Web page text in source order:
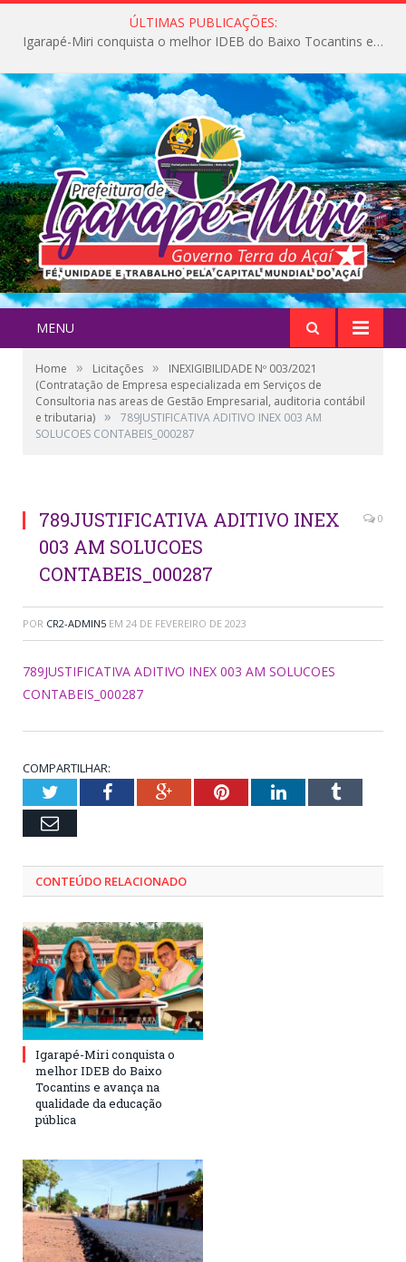
ÚLTIMAS PUBLICAÇÕES:
Igarapé-Miri conquista o melhor IDEB do Baixo Tocantins e avança na qualidade da educação pública
MENU
Home » Licitações »
INEXIGIBILIDADE Nº 003/2021
(Contratação de Empresa especializada em Serviços de
Consultoria nas areas de Gestão Empresarial, auditoria contábil
e tributaria) »
789JUSTIFICATIVA ADITIVO INEX 003 AM
SOLUCOES CONTABEIS_000287
789JUSTIFICATIVA ADITIVO INEX
003 AM SOLUCOES
CONTABEIS_000287
0
POR CR2-ADMIN5 EM 24 DE FEVEREIRO DE 2023
789JUSTIFICATIVA ADITIVO INEX 003 AM SOLUCOES
CONTABEIS_000287
COMPARTILHAR:
TwitterFacebookGoogle+PinterestLinkedInTumblr
Email
CONTEÚDO RELACIONADO
Igarapé-Miri conquista o
melhor IDEB do Baixo
Tocantins e avança na
qualidade da educação
pública